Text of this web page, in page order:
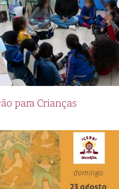
para Crianças